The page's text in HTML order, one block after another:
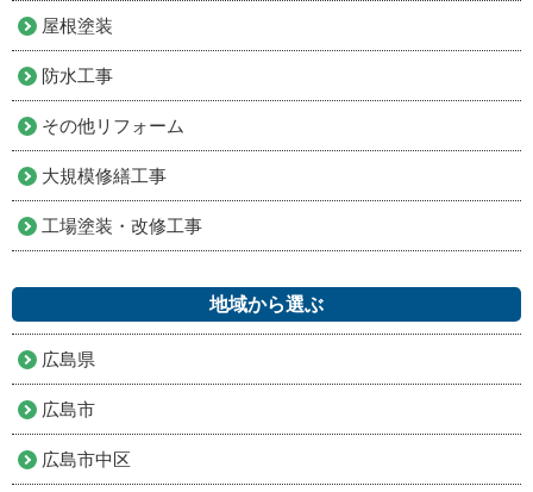
屋根塗装
防水工事
その他リフォーム
大規模修繕工事
工場塗装・改修工事
地域から選ぶ
広島県
広島市
広島市中区